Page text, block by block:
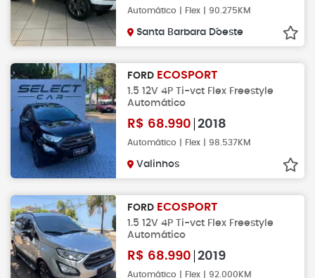
Automático | Flex | 90.275KM
Santa Barbara D´oeste
FORD ECOSPORT
1.5 12V 4P Ti-vct Flex Freestyle
Automático
R$ 68.990 2018
Automático | Flex | 98.537KM
Valinhos
FORD ECOSPORT
1.5 12V 4P Ti-vct Flex Freestyle
Automático
R$ 68.990 2019
Automático | Flex | 92.000KM